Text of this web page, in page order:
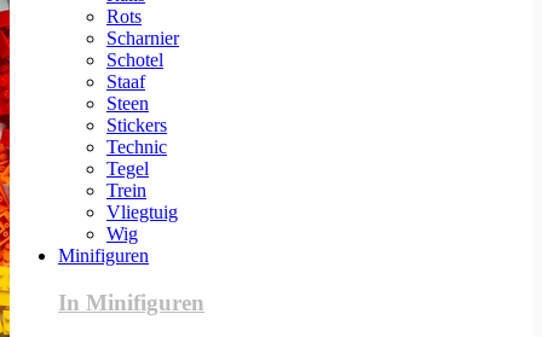
Rots
Scharnier
Schotel
Staaf
Steen
Stickers
Technic
Tegel
Trein
Vliegtuig
Wig
Minifiguren
In Minifiguren